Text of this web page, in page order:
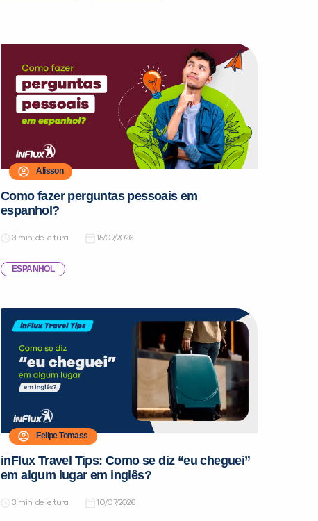
Alisson
Como fazer perguntas pessoais em
espanhol?
de leitura 15/07/2026
ESPANHOL
Felipe Tomass
inFlux Travel Tips: Como se diz “eu cheguei”
em algum lugar em inglês?
de leitura 10/07/2026